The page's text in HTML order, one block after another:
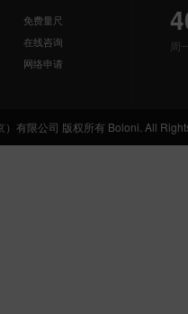
免费量尺
在线咨询
网络申请
周
有限公司 版权所有 Boloni. All